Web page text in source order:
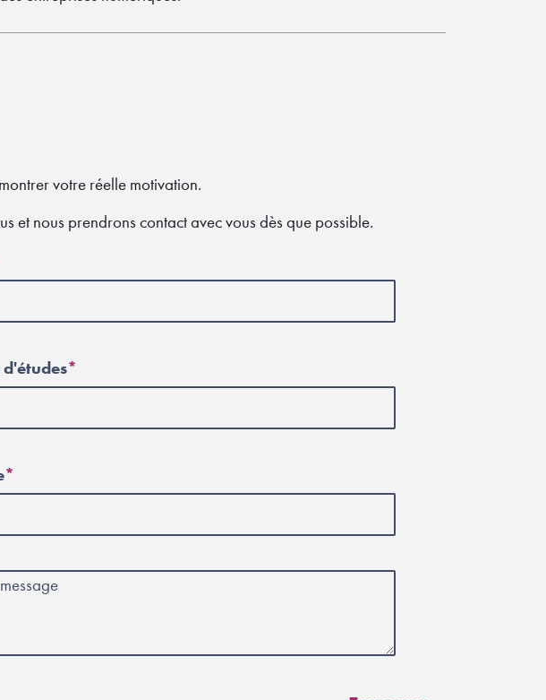
votre réelle motivation.
et nous prendrons contact avec vous dès que possible.